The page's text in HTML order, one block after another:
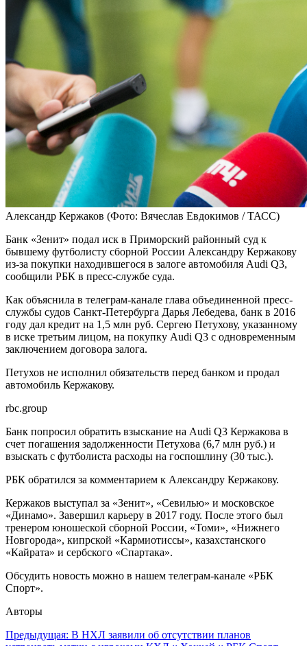
Александр Кержаков (Фото: Вячеслав Евдокимов / ТАСС)
Банк «Зенит» подал иск в Приморский районный суд к
бывшему футболисту сборной России Александру Кержакову
из-за покупки находившегося в залоге автомобиля Audi Q3,
сообщили РБК в пресс-службе суда.
Как объяснила в телеграм-канале глава объединенной пресс-
службы судов Санкт-Петербурга Дарья Лебедева, банк в 2016
году дал кредит на 1,5 млн руб. Сергею Петухову, указанному
в иске третьим лицом, на покупку Audi Q3 с одновременным
заключением договора залога.
Петухов не исполнил обязательств перед банком и продал
автомобиль Кержакову.
rbc.group
Банк попросил обратить взыскание на Audi Q3 Кержакова в
счет погашения задолженности Петухова (6,7 млн руб.) и
взыскать с футболиста расходы на госпошлину (30 тыс.).
РБК обратился за комментарием к Александру Кержакову.
Кержаков выступал за «Зенит», «Севилью» и московское
«Динамо». Завершил карьеру в 2017 году. После этого был
тренером юношеской сборной России, «Томи», «Нижнего
Новгорода», кипрской «Кармиотиссы», казахстанского
«Кайрата» и сербского «Спартака».
Обсудить новость можно в нашем телеграм-канале «РБК
Спорт».
Авторы
Навигация
Предыдущая: В НХЛ заявили об отсутствии планов